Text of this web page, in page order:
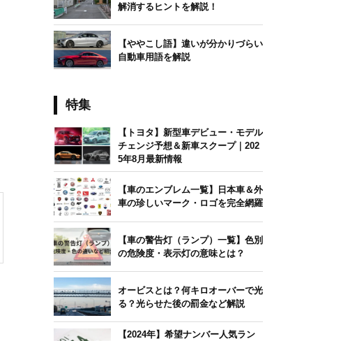
解消するヒントを解説！
【ややこし語】違いが分かりづらい
自動車用語を解説
特集
【トヨタ】新型車デビュー・モデル
チェンジ予想＆新車スクープ｜202
5年8月最新情報
【車のエンブレム一覧】日本車＆外
車の珍しいマーク・ロゴを完全網羅
【車の警告灯（ランプ）一覧】色別
の危険度・表示灯の意味とは？
オービスとは？何キロオーバーで光
る？光らせた後の罰金など解説
【2024年】希望ナンバー人気ラン